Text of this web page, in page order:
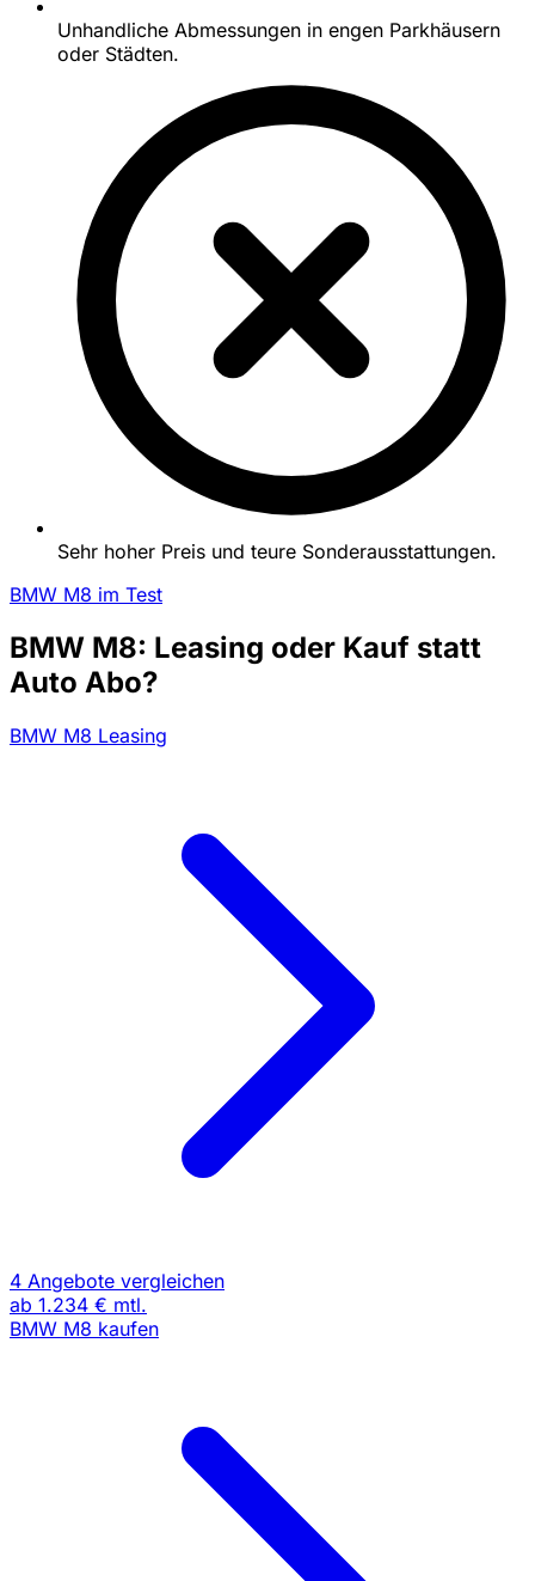
Unhandliche Abmessungen in engen Parkhäusern
oder Städten.
Sehr hoher Preis und teure Sonderausstattungen.
BMW M8 im Test
BMW M8: Leasing oder Kauf statt
Auto Abo?
BMW M8 Leasing
4 Angebote vergleichen
ab 1.234 € mtl.
BMW M8 kaufen